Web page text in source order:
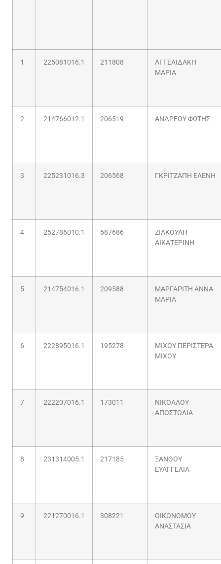
1 225081016.1 211808
ΑΓΓΕΛΙΔΑΚΗ
ΜΑΡΙΑ
2 214766012.1 206519 ΑΝΔΡΕΟΥ ΦΩΤΗΣ
3 225231016.3 206568 ΓΚΡΙΤΖΑΠΗ ΕΛΕΝΗ
4 252786010.1 587686
ΖΙΑΚΟΥΛΗ
ΑΙΚΑΤΕΡΙΝΗ
5 214754016.1 209588
ΜΑΡΓΑΡΙΤΗ ΑΝΝΑ
ΜΑΡΙA
6 222895016.1 195278
ΜΙΧΟΥ ΠΕΡΙΣΤΕΡΑ
ΜΙΧΟΥ
7 222207016.1 173011
ΝΙΚΟΛΑΟΥ
ΑΠΟΣΤΟΛΙΑ
8 231314005.1 217185
ΞΑΝΘΟΥ
ΕΥΑΓΓΕΛΙΑ
9 221270016.1 308221
ΟΙΚΟΝΟΜΟΥ
ΑΝΑΣΤΑΣΙΑ